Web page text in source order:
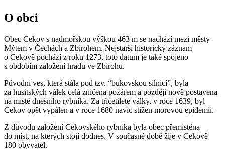
O obci
Obec Cekov s nadmořskou výškou 463 m se nachází mezi městy
Mýtem v Čechách a Zbirohem. Nejstarší historický záznam
o Cekově pochází z roku 1273, toto datum je také spojeno
s obdobím založení hradu ve Zbirohu.
Původní ves, která stála pod tzv. “bukovskou silnicí”, byla
za husitských válek celá zničena požárem a později nově postavena
na místě dnešního rybníka. Za třicetileté války, v roce 1639, byl
Cekov opět vypálen a v roce 1680 navíc stižen morovou epidemií.
Z důvodu založení Cekovského rybníka byla obec přemístěna
do míst, na kterých stojí dodnes. V současné době žije v Cekově
180 obyvatel.